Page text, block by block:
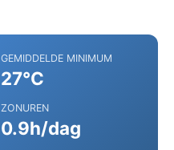
GEMIDDELDE MINIMUM
27°C
ZONUREN
0.9h/dag